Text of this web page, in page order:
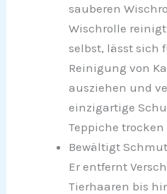
sauberen
Wischrolle
selbst, lässt sich
Reinigung von
ausziehen und
einzigartige
Teppiche
Bewältigt
Er entfernt
Tierhaaren bis